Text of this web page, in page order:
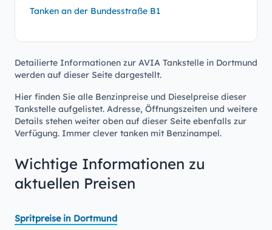
Tanken an der Bundesstraße B1
Detailierte Informationen zur AVIA Tankstelle in Dortmund
werden auf dieser Seite dargestellt.
Hier finden Sie alle Benzinpreise und Dieselpreise dieser
Tankstelle aufgelistet. Adresse, Öffnungszeiten und weitere
Details stehen weiter oben auf dieser Seite ebenfalls zur
Verfügung. Immer clever tanken mit Benzinampel.
Wichtige Informationen zu
aktuellen Preisen
Spritpreise in Dortmund